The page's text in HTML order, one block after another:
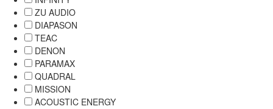
ZU AUDIO
DIAPASON
TEAC
DENON
PARAMAX
QUADRAL
MISSION
ACOUSTIC ENERGY